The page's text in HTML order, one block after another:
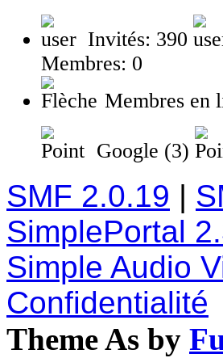
Invités: 390
Membres: 0
Membres en
Google (3)
SMF 2.0.19 |
SimplePortal
Simple Audio
Confidentialité
Theme As by